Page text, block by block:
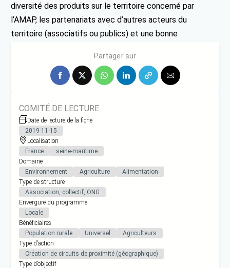
diversité des produits sur le territoire concerné par
l’AMAP, les partenariats avec d’autres acteurs du
territoire (associatifs ou publics) et une bonne
Partager sur
COMITÉ DE LECTURE
Date de lecture de la fiche
2019-11-15
Localisation
France
seine-maritime
Domaine
Environnement
Agriculture
Alimentation
Type de structure
Association, collectif, ONG
Envergure du programme
Locale
Bénéficiaires
Population rurale
Universel
Agriculteurs
Type d’action
Création de circuits de proximité (géographique)
Type d’objectif